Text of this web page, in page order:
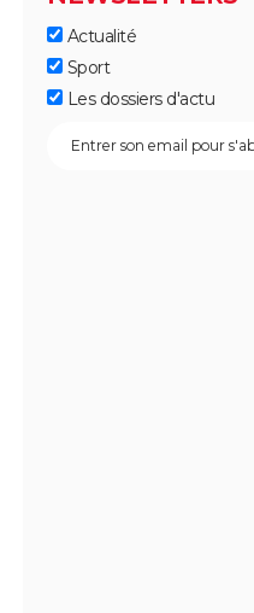
Actualité
Sport
Les dossiers d'actu